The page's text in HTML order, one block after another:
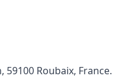
59100 Roubaix, France.